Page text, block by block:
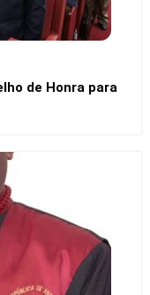
de Honra para